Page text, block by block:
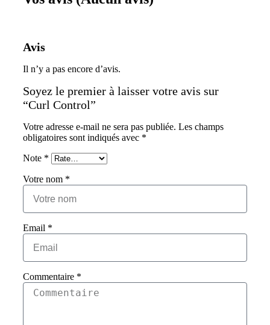
Avis
Il n’y a pas encore d’avis.
Soyez le premier à laisser votre avis sur
“Curl Control”
Votre adresse e-mail ne sera pas publiée. Les champs
obligatoires sont indiqués avec *
Note *
Votre nom *
Email *
Commentaire *